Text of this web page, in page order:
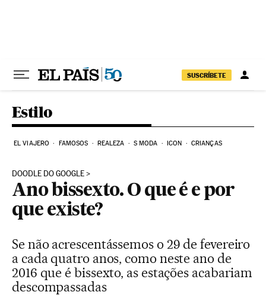
SUSCRÍBETE
Estilo
EL VIAJERO FAMOSOS REALEZA S MODA ICON CRIANÇAS
DOODLE DO GOOGLE
Ano bissexto. O que é e por
que existe?
Se não acrescentássemos o 29 de fevereiro
a cada quatro anos, como neste ano de
2016 que é bissexto, as estações acabariam
descompassadas